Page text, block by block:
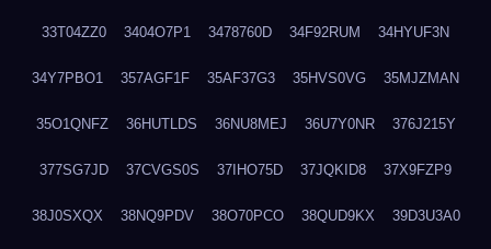
33T04ZZ0 3404O7P1 3478760D 34F92RUM 34HYUF3N
34Y7PBO1 357AGF1F 35AF37G3 35HVS0VG 35MJZMAN
35O1QNFZ 36HUTLDS 36NU8MEJ 36U7Y0NR 376J215Y
377SG7JD 37CVGS0S 37IHO75D 37JQKID8 37X9FZP9
38J0SXQX 38NQ9PDV 38O70PCO 38QUD9KX 39D3U3A0